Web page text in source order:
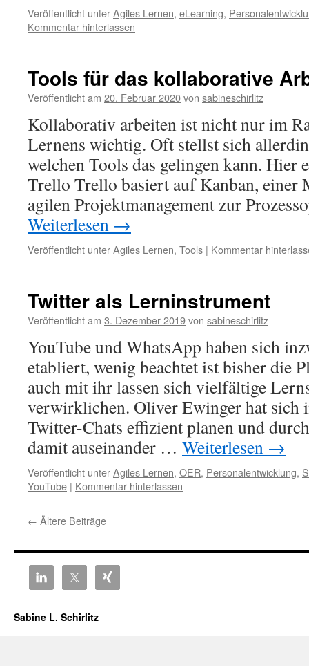
Veröffentlicht unterAgiles Lernen, eLearning,
Kommentar hinterlassen
Tools für das kollaborative
Veröffentlicht am 20. Februar 2020von sabineschirlitz
Kollaborativ arbeiten ist nicht nur im
Lernens wichtig. Oft stellst sich
welchen Tools das gelingen kann. Hier
Trello Trello basiert auf Kanban, einer
agilen Projektmanagement zur
Weiterlesen →
Veröffentlicht unterAgiles Lernen, Tools | Kommentar
Twitter als Lerninstrument
Veröffentlicht am 3. Dezember 2019von sabineschirlitz
YouTube und WhatsApp haben sich
etabliert, wenig beachtet ist bisher die
auch mit ihr lassen sich vielfältige
verwirklichen. Oliver Ewinger hat sich
Twitter-Chats effizient planen und
damit auseinander … Weiterlesen →
Veröffentlicht unterAgiles Lernen, OER, Personalentwicklung,
YouTube | Kommentar hinterlassen
← Ältere Beiträge
Sabine L. Schirlitz